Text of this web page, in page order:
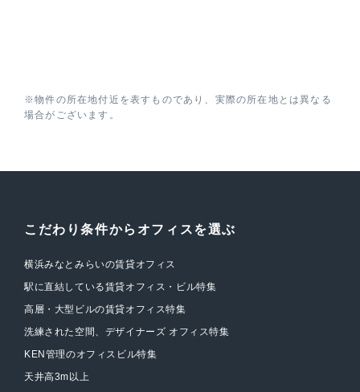
※物件の所在地付近を表すものであり、実際の所在地とは異なる
場合がございます。
こだわり条件からオフィスを選ぶ
横浜みなとみらいの賃貸オフィス
駅に直結している賃貸オフィス・ビル特集
高層・大型ビルの賃貸オフィス特集
洗練された空間、デザイナーズ オフィス特集
KEN管理のオフィスビル特集
天井高3m以上